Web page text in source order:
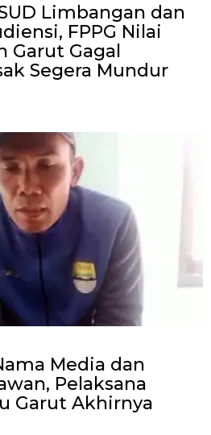
Limbangan dan
FPPG Nilai
Garut Gagal
Segera Mundur
Media dan
Pelaksana
Garut Akhirnya